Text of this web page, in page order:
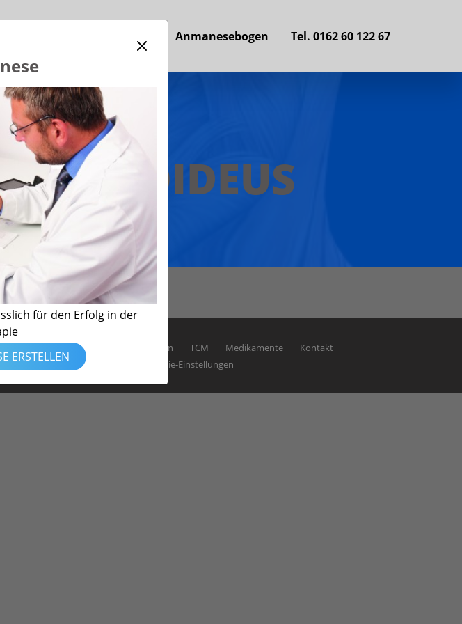
Anmanesebogen Tel. 0162 60 122 67
Impressum Muskeln TCM Medikamente
Kontakt
Mikronährstoffe
Cookie-Einstellungen
für den Erfolg in der
ERSTELLEN